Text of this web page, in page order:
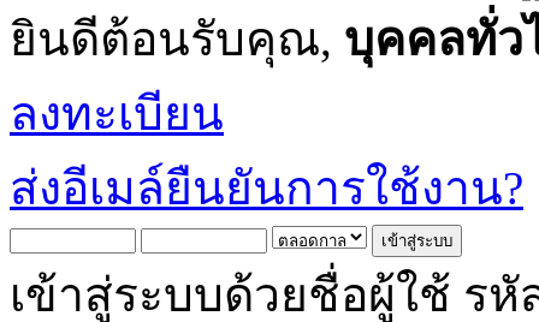
ยินดีต้อนรับคุณ, บุคคลทั่ว
ลงทะเบียน
ส่งอีเมล์ยืนยันการใช้งาน?
เข้าสู่ระบบด้วยชื่อผู้ใช้ รหั